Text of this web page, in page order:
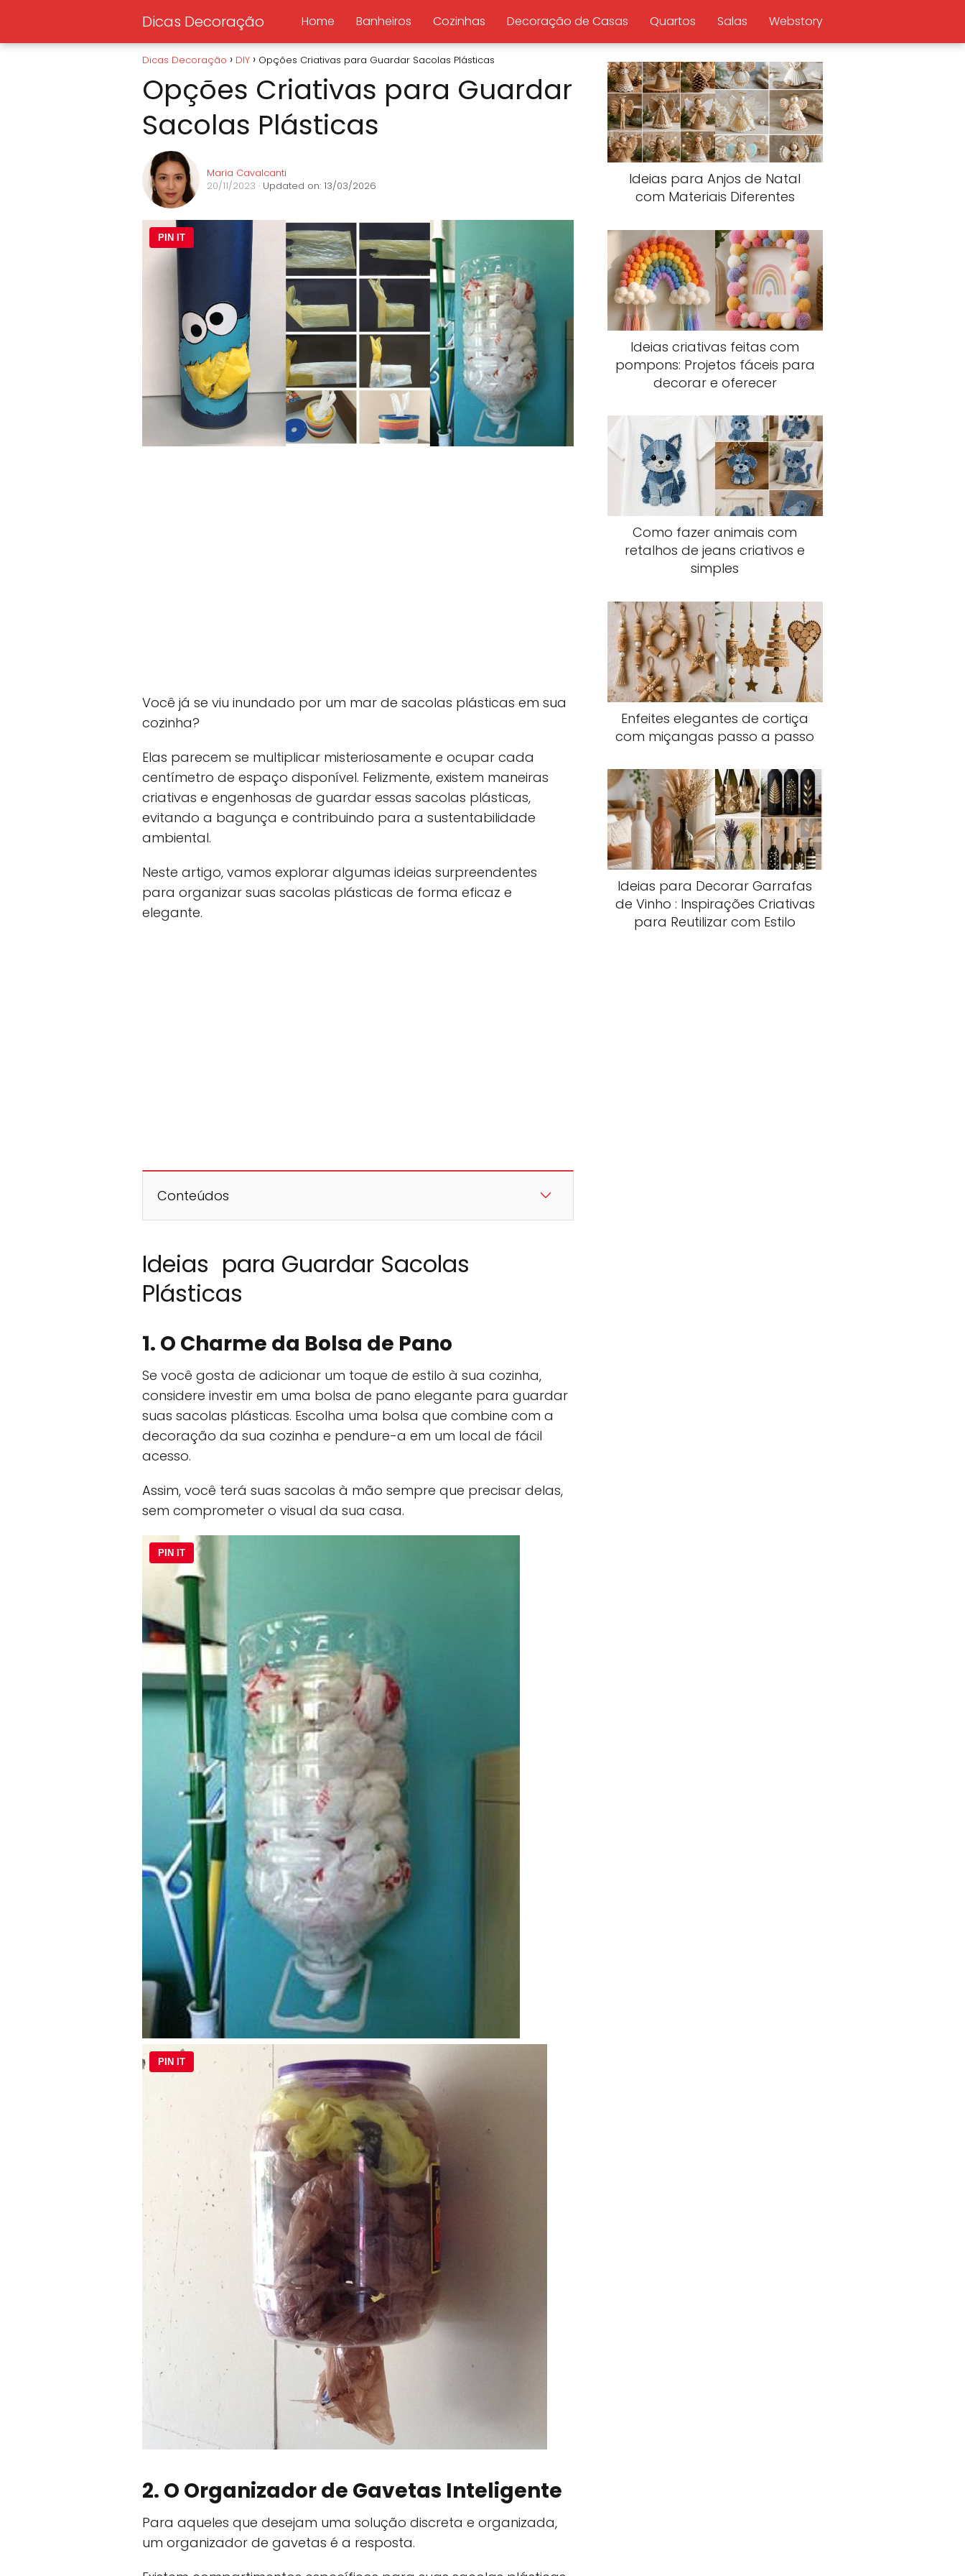
Dicas Decoração Home Banheiros Cozinhas Decoração de Casas Quartos Salas Webstory
Dicas Decoração DIY Opções Criativas para Guardar Sacolas Plásticas
Opções Criativas para Guardar
Sacolas Plásticas
Maria Cavalcanti
20/11/2023 · Updated on: 13/03/2026
PIN IT
Você já se viu inundado por um mar de sacolas plásticas em sua
cozinha?
Elas parecem se multiplicar misteriosamente e ocupar cada
centímetro de espaço disponível. Felizmente, existem maneiras
criativas e engenhosas de guardar essas sacolas plásticas,
evitando a bagunça e contribuindo para a sustentabilidade
ambiental.
Neste artigo, vamos explorar algumas ideias surpreendentes
para organizar suas sacolas plásticas de forma eficaz e
elegante.
Conteúdos
Ideias para Guardar Sacolas
Plásticas
1. O Charme da Bolsa de Pano
Se você gosta de adicionar um toque de estilo à sua cozinha,
considere investir em uma bolsa de pano elegante para guardar
suas sacolas plásticas. Escolha uma bolsa que combine com a
decoração da sua cozinha e pendure-a em um local de fácil
acesso.
Assim, você terá suas sacolas à mão sempre que precisar delas,
sem comprometer o visual da sua casa.
PIN IT
PIN IT
2. O Organizador de Gavetas Inteligente
Para aqueles que desejam uma solução discreta e organizada,
um organizador de gavetas é a resposta.
Ideias para Anjos de Natal
com Materiais Diferentes
Ideias criativas feitas com
pompons: Projetos fáceis para
decorar e oferecer
Como fazer animais com
retalhos de jeans criativos e
simples
Enfeites elegantes de cortiça
com miçangas passo a passo
Ideias para Decorar Garrafas
de Vinho : Inspirações Criativas
para Reutilizar com Estilo